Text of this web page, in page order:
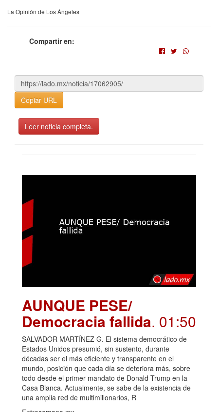
La Opinión de Los Ángeles
Compartir en:
Copiar URL
Leer noticia completa.
AUNQUE PESE/
Democracia fallida. 01:50
SALVADOR MARTÍNEZ G. El sistema democrático de
Estados Unidos presumió, sin sustento, durante
décadas ser el más eficiente y transparente en el
mundo, posición que cada día se deteriora más, sobre
todo desde el primer mandato de Donald Trump en la
Casa Blanca. Actualmente, se sabe de la existencia de
una amplia red de multimillonarios, R